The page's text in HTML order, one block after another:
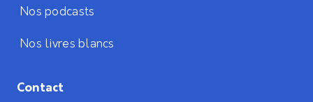
Nos podcasts
Nos livres blancs
Contact